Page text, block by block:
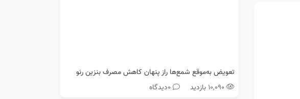
تعویض به‌موقع شمع‌ها راز پنهان کاهش مصرف بنزین رنو
۱۰,۰۹۰ بازدید
0دیدگاه